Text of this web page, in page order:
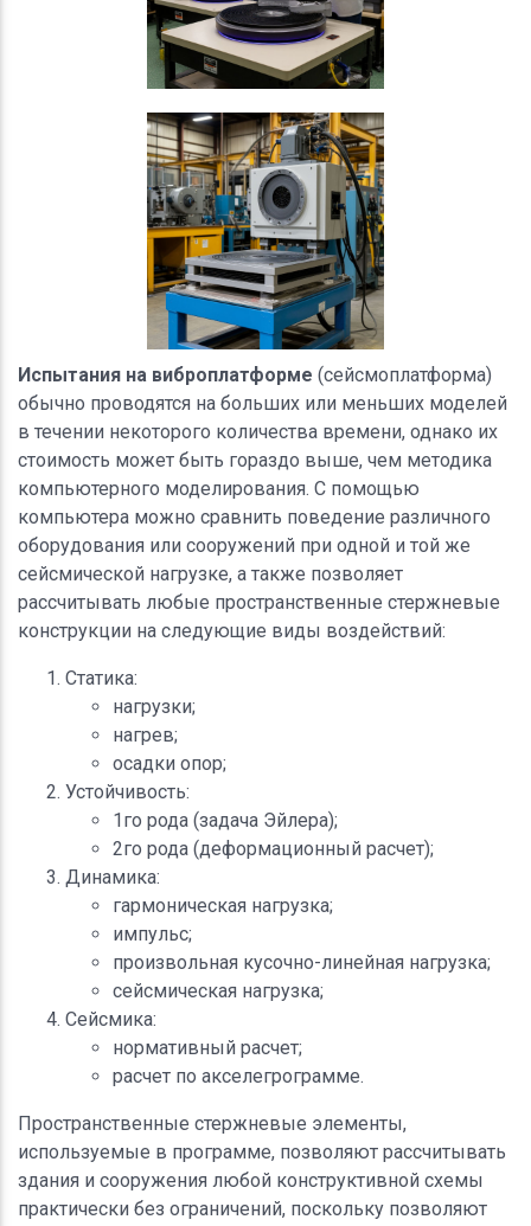
Испытания на виброплатформе (сейсмоплатформа)
обычно проводятся на больших или меньших моделей
в течении некоторого количества времени, однако их
стоимость может быть гораздо выше, чем методика
компьютерного моделирования. С помощью
компьютера можно сравнить поведение различного
оборудования или сооружений при одной и той же
сейсмической нагрузке, а также позволяет
рассчитывать любые пространственные стержневые
конструкции на следующие виды воздействий:
Статика:
нагрузки;
нагрев;
осадки опор;
Устойчивость:
1го рода (задача Эйлера);
2го рода (деформационный расчет);
Динамика:
гармоническая нагрузка;
импульс;
произвольная кусочно-линейная нагрузка;
сейсмическая нагрузка;
Сейсмика:
нормативный расчет;
расчет по акселегрограмме.
Пространственные стержневые элементы,
используемые в программе, позволяют рассчитывать
здания и сооружения любой конструктивной схемы
практически без ограничений, поскольку позволяют